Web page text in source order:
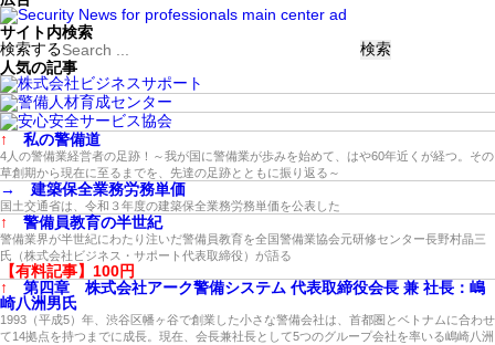
サイト内検索
検索する
人気の記事
↑ 私の警備道
4人の警備業経営者の足跡！～我が国に警備業が歩みを始めて、はや60年近くが経つ。その
草創期から現在に至るまでを、先達の足跡とともに振り返る～
→ 建築保全業務労務単価
国土交通省は、令和３年度の建築保全業務労務単価を公表した
↑ 警備員教育の半世紀
警備業界が半世紀にわたり注いだ警備員教育を全国警備業協会元研修センター長野村晶三
氏（株式会社ビジネス・サポート代表取締役）が語る
【有料記事】100円
↑
第四章 株式会社アーク警備システム 代表取締役会長 兼 社長：嶋
崎八洲男氏
1993（平成5）年、渋谷区幡ヶ谷で創業した小さな警備会社は、首都圏とベトナムに合わせ
て14拠点を持つまでに成長。現在、会長兼社長として5つのグループ会社を率いる嶋崎八洲